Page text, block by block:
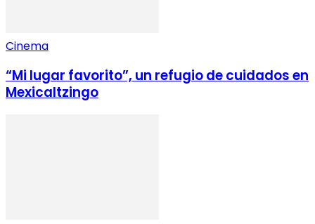
Cinema
“Mi lugar favorito”, un refugio de cuidados en
Mexicaltzingo